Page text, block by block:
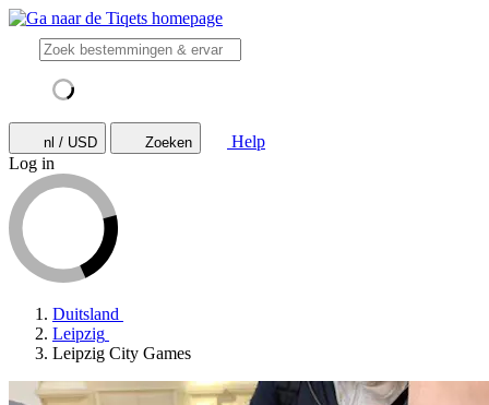
nl / USD Zoeken
Help
Log in
Duitsland
Leipzig
Leipzig City Games